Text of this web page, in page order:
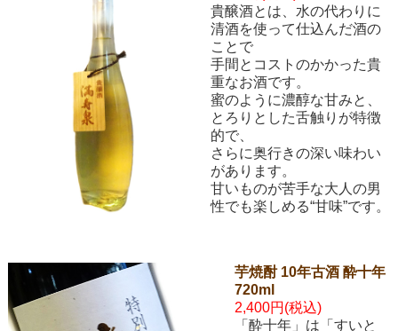
貴醸酒とは、水の代わりに
清酒を使って仕込んだ酒の
ことで
手間とコストのかかった貴
重なお酒です。
蜜のように濃醇な甘みと、
とろりとした舌触りが特徴
的で、
さらに奥行きの深い味わい
があります。
甘いものが苦手な大人の男
性でも楽しめる“甘味”です。
芋焼酎 10年古酒 酔十年
720ml
2,400円(税込)
「酔十年」は「すいと